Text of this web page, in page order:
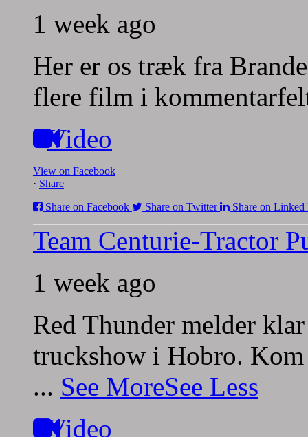
1 week ago
Her er os træk fra
flere film i
Video
View on Facebook
· Share
Share on Facebook
Share on Twitter Share on Linked
Team Centurie-Tractor
1 week ago
Red Thunder melder
truckshow i Hobro.
... See MoreSee Less
Video